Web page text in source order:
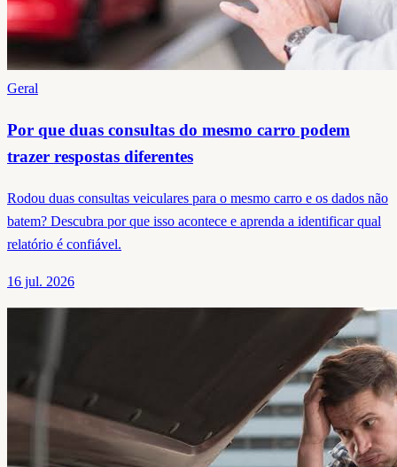
Geral
Por que duas consultas do mesmo carro podem
trazer respostas diferentes
Rodou duas consultas veiculares para o mesmo carro e os dados não
batem? Descubra por que isso acontece e aprenda a identificar qual
relatório é confiável.
16 jul. 2026